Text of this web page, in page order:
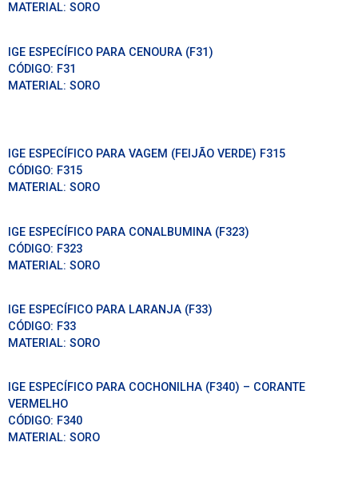
MATERIAL: SORO
IGE ESPECÍFICO PARA CENOURA (F31)
CÓDIGO: F31
MATERIAL: SORO
IGE ESPECÍFICO PARA VAGEM (FEIJÃO VERDE) F315
CÓDIGO: F315
MATERIAL: SORO
IGE ESPECÍFICO PARA CONALBUMINA (F323)
CÓDIGO: F323
MATERIAL: SORO
IGE ESPECÍFICO PARA LARANJA (F33)
CÓDIGO: F33
MATERIAL: SORO
IGE ESPECÍFICO PARA COCHONILHA (F340) – CORANTE
VERMELHO
CÓDIGO: F340
MATERIAL: SORO